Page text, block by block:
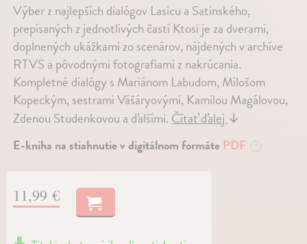
Výber z najlepších dialógov Lasicu a Satinského,
prepísaných z jednotlivých častí Ktosi je za dverami,
doplnených ukážkami zo scenárov, nájdených v archíve
RTVS a pôvodnými fotografiami z nakrúcania.
Kompletné dialógy s Mariánom Labudom, Milošom
Kopeckým, sestrami Vášáryovými, Kamilou Magálovou,
Zdenou Studenkovou a ďalšími.Čítať ďalej↓
E-kniha na stiahnutie v digitálnom formáte PDF ?
11,99 €